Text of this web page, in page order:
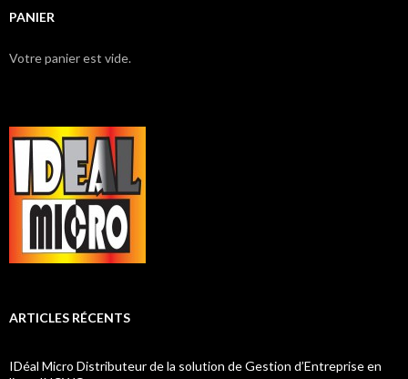
PANIER
Votre panier est vide.
ARTICLES RÉCENTS
IDéal Micro Distributeur de la solution de Gestion d’Entreprise en